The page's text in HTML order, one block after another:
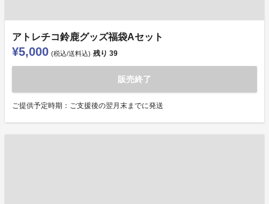
アトレチコ鈴鹿グッズ福袋Aセット
¥5,000 (税込/送料込) 残り 39
販売終了
ご提供予定時期：ご支援後の翌月末までに発送